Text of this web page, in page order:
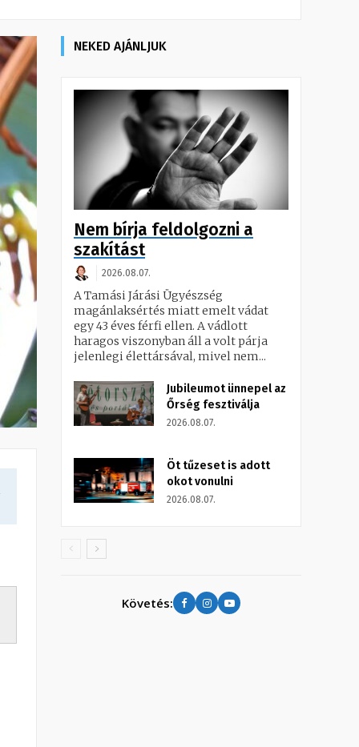
NEKED AJÁNLJUK
Nem bírja feldolgozni a
szakítást
2026.08.07.
A Tamási Járási Ügyészség
magánlaksértés miatt emelt vádat
egy 43 éves férfi ellen. A vádlott
haragos viszonyban áll a volt párja
jelenlegi élettársával, mivel nem...
Jubileumot ünnepel az
Őrség fesztiválja
2026.08.07.
Öt tűzeset is adott
okot vonulni
2026.08.07.
Követés: